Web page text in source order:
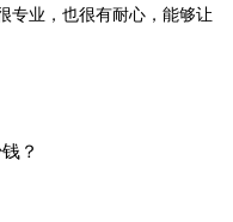
专业，也很有耐心，能够让
？